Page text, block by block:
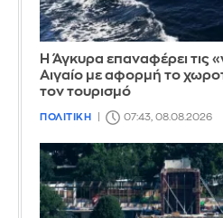
Η Άγκυρα επαναφέρει τις
Αιγαίο με αφορμή το
τον τουρισμό
ΠΟΛΙΤΙΚΗ 07:43, 08.08.2026